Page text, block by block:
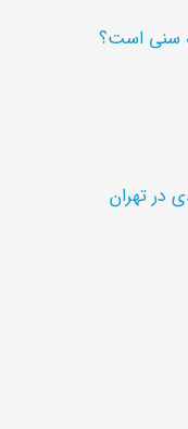
سنی است؟
در تهران